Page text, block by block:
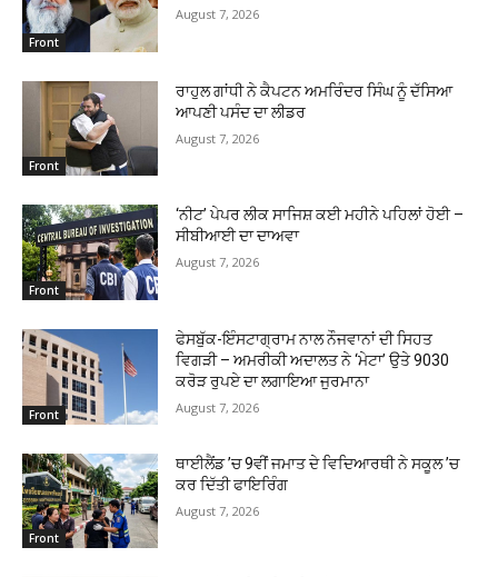
Front
August 7, 2026
Front
ਰਾਹੁਲ ਗਾਂਧੀ ਨੇ ਕੈਪਟਨ ਅਮਰਿੰਦਰ ਸਿੰਘ ਨੂੰ ਦੱਸਿਆ
ਆਪਣੀ ਪਸੰਦ ਦਾ ਲੀਡਰ
August 7, 2026
Front
‘ਨੀਟ’ ਪੇਪਰ ਲੀਕ ਸਾਜਿਸ਼ ਕਈ ਮਹੀਨੇ ਪਹਿਲਾਂ ਹੋਈ –
ਸੀਬੀਆਈ ਦਾ ਦਾਅਵਾ
August 7, 2026
Front
ਫੇਸਬੁੱਕ-ਇੰਸਟਾਗ੍ਰਾਮ ਨਾਲ ਨੌਜਵਾਨਾਂ ਦੀ ਸਿਹਤ
ਵਿਗੜੀ – ਅਮਰੀਕੀ ਅਦਾਲਤ ਨੇ ‘ਮੇਟਾ’ ਉਤੇ 9030
ਕਰੋੜ ਰੁਪਏ ਦਾ ਲਗਾਇਆ ਜੁਰਮਾਨਾ
August 7, 2026
Front
ਥਾਈਲੈਂਡ ’ਚ 9ਵੀਂ ਜਮਾਤ ਦੇ ਵਿਦਿਆਰਥੀ ਨੇ ਸਕੂਲ ’ਚ
ਕਰ ਦਿੱਤੀ ਫਾਇਰਿੰਗ
August 7, 2026